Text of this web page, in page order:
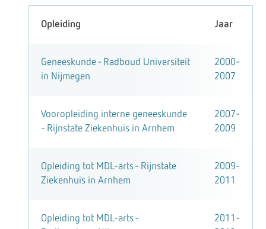
Opleiding Jaar
Geneeskunde - Radboud Universiteit
in Nijmegen
2000-
2007
Vooropleiding interne geneeskunde
- Rijnstate Ziekenhuis in Arnhem
2007-
2009
Opleiding tot MDL-arts - Rijnstate
Ziekenhuis in Arnhem
2009-
2011
Opleiding tot MDL-arts -
2011-